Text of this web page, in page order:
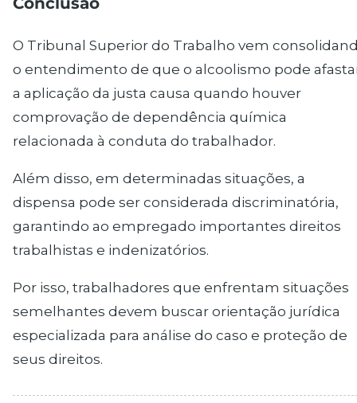
O Tribunal Superior do Trabalho vem
o entendimento de que o alcoolismo pode
a aplicação da justa causa quando houver
comprovação de dependência química
relacionada à conduta do trabalhador.
Além disso, em determinadas situações, a
dispensa pode ser considerada discriminatória,
garantindo ao empregado importantes direitos
trabalhistas e indenizatórios.
Por isso, trabalhadores que enfrentam situações
semelhantes devem buscar orientação jurídica
especializada para análise do caso e proteção de
seus direitos.